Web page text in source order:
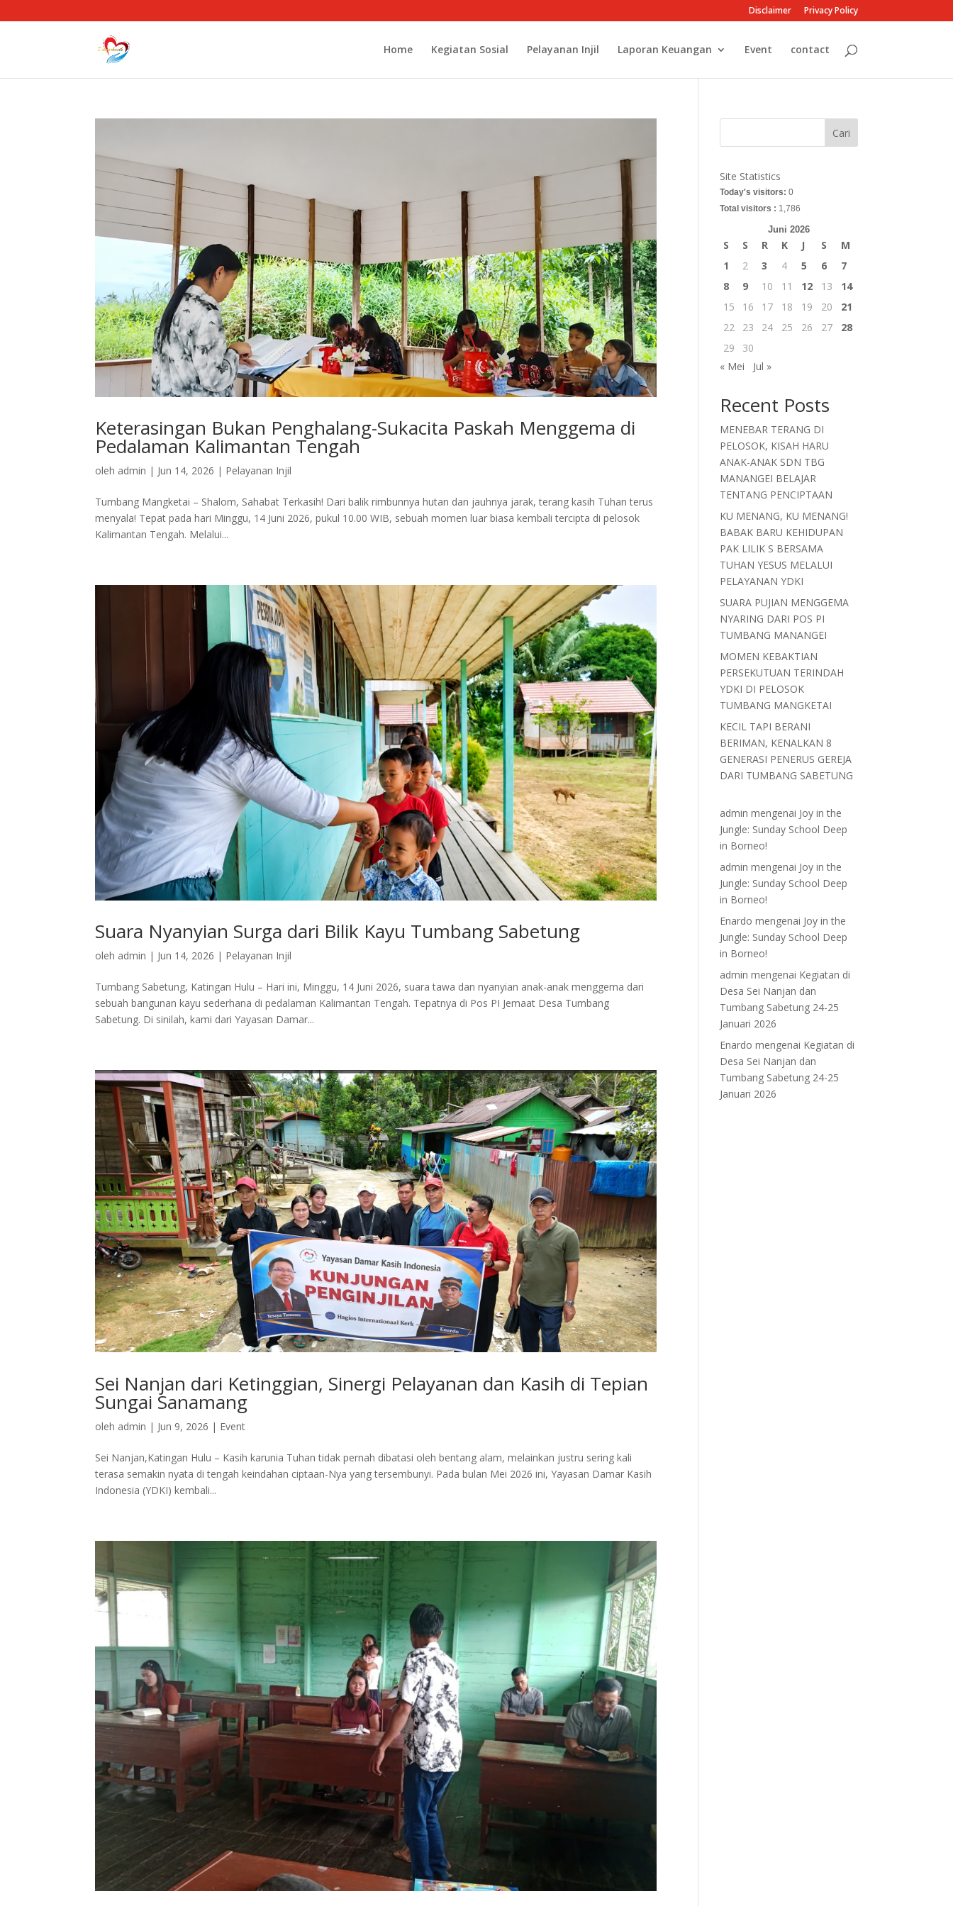
Disclaimer Privacy Policy
Home Kegiatan Sosial Pelayanan Injil Laporan Keuangan Event contact
Keterasingan Bukan Penghalang-Sukacita Paskah Menggema di
Pedalaman Kalimantan Tengah
oleh admin | Jun 14, 2026 | Pelayanan Injil
Tumbang Mangketai – Shalom, Sahabat Terkasih! Dari balik rimbunnya hutan dan jauhnya jarak, terang kasih Tuhan terus
menyala! Tepat pada hari Minggu, 14 Juni 2026, pukul 10.00 WIB, sebuah momen luar biasa kembali tercipta di pelosok
Kalimantan Tengah. Melalui...
Suara Nyanyian Surga dari Bilik Kayu Tumbang Sabetung
oleh admin | Jun 14, 2026 | Pelayanan Injil
Tumbang Sabetung, Katingan Hulu – Hari ini, Minggu, 14 Juni 2026, suara tawa dan nyanyian anak-anak menggema dari
sebuah bangunan kayu sederhana di pedalaman Kalimantan Tengah. Tepatnya di Pos PI Jemaat Desa Tumbang
Sabetung. Di sinilah, kami dari Yayasan Damar...
Sei Nanjan dari Ketinggian, Sinergi Pelayanan dan Kasih di Tepian
Sungai Sanamang
oleh admin | Jun 9, 2026 | Event
Sei Nanjan,Katingan Hulu – Kasih karunia Tuhan tidak pernah dibatasi oleh bentang alam, melainkan justru sering kali
terasa semakin nyata di tengah keindahan ciptaan-Nya yang tersembunyi. Pada bulan Mei 2026 ini, Yayasan Damar Kasih
Indonesia (YDKI) kembali...
Cari
Site Statistics
Today's visitors:0
Total visitors : 1,786
Juni 2026
S S R K J S
M
1
2 3 4 5 6
7
8
9 10 11 12 13
14
15
16 17 18 19 20
21
22
23 24 25 26 27
28
29
30
« Mei
Jul »
Recent Posts
MENEBAR TERANG DI
PELOSOK, KISAH HARU
ANAK-ANAK SDN TBG
MANANGEI BELAJAR
TENTANG PENCIPTAAN
KU MENANG, KU MENANG!
BABAK BARU KEHIDUPAN
PAK LILIK S BERSAMA
TUHAN YESUS MELALUI
PELAYANAN YDKI
SUARA PUJIAN MENGGEMA
NYARING DARI POS PI
TUMBANG MANANGEI
MOMEN KEBAKTIAN
PERSEKUTUAN TERINDAH
YDKI DI PELOSOK
TUMBANG MANGKETAI
KECIL TAPI BERANI
BERIMAN, KENALKAN 8
GENERASI PENERUS GEREJA
DARI TUMBANG SABETUNG
admin mengenai Joy in the
Jungle: Sunday School Deep
in Borneo!
admin mengenai Joy in the
Jungle: Sunday School Deep
in Borneo!
Enardo mengenai Joy in the
Jungle: Sunday School Deep
in Borneo!
admin mengenai Kegiatan di
Desa Sei Nanjan dan
Tumbang Sabetung 24-25
Januari 2026
Enardo mengenai Kegiatan di
Desa Sei Nanjan dan
Tumbang Sabetung 24-25
Januari 2026